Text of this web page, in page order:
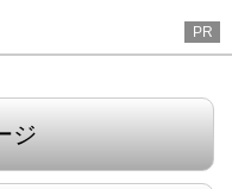
PR
ジ